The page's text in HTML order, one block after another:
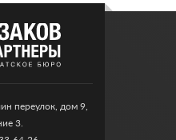
переулок, дом 9,
3.